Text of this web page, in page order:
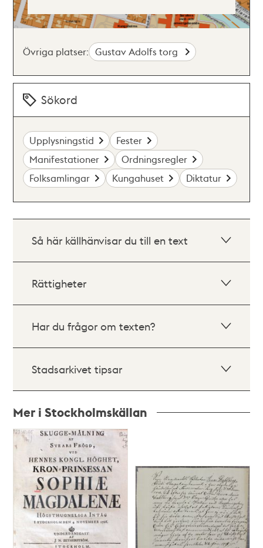
Övriga platser: Gustav Adolfs torg
Sökord
Upplysningstid
Fester
Manifestationer
Ordningsregler
Folksamlingar
Kungahuset Diktatur
Så här källhänvisar du till en text
Rättigheter
Har du frågor om texten?
Stadsarkivet tipsar
Mer i Stockholmskällan
Relaterade
poster
teman